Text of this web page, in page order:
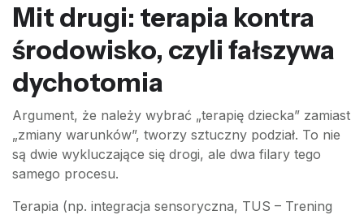
Mit drugi: terapia kontra
środowisko, czyli fałszywa
dychotomia
Argument, że należy wybrać „terapię dziecka” zamiast
„zmiany warunków”, tworzy sztuczny podział. To nie
są dwie wykluczające się drogi, ale dwa filary tego
samego procesu.
Terapia (np. integracja sensoryczna, TUS – Trening